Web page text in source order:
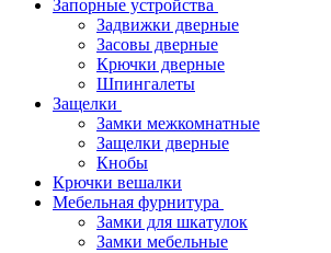
Запорные устройства
Задвижки дверные
Засовы дверные
Крючки дверные
Шпингалеты
Защелки
Замки межкомнатные
Защелки дверные
Кнобы
Крючки вешалки
Мебельная фурнитура
Замки для шкатулок
Замки мебельные